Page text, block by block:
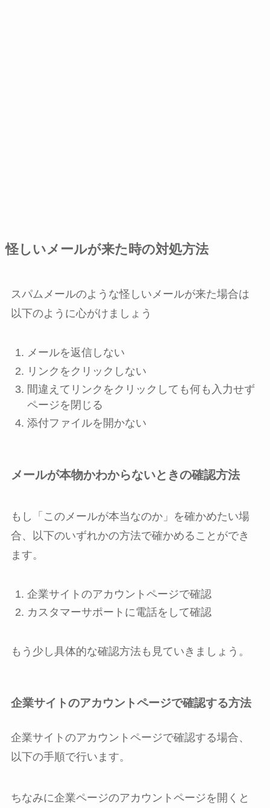
怪しいメールが来た時の対処方法
スパムメールのような怪しいメールが来た場合は
以下のように心がけましょう
メールを返信しない
リンクをクリックしない
間違えてリンクをクリックしても何も入力せず
ページを閉じる
添付ファイルを開かない
メールが本物かわからないときの確認方法
もし「このメールが本当なのか」を確かめたい場
合、以下のいずれかの方法で確かめることができ
ます。
企業サイトのアカウントページで確認
カスタマーサポートに電話をして確認
もう少し具体的な確認方法も見ていきましょう。
企業サイトのアカウントページで確認する方法
企業サイトのアカウントページで確認する場合、
以下の手順で行います。
ちなみに企業ページのアカウントページを開くと